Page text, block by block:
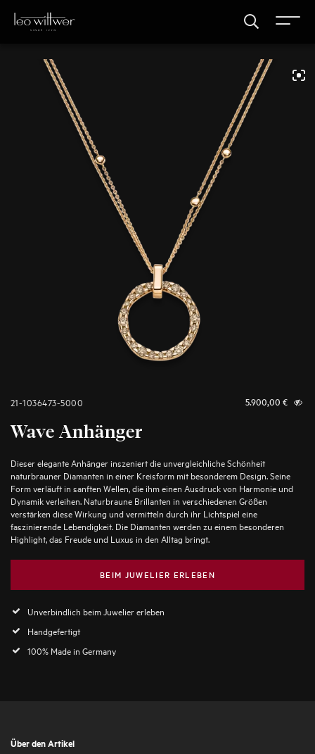
21-1036473-5000 5.900,00 €
Wave Anhänger
Dieser elegante Anhänger inszeniert die unvergleichliche Schönheit
naturbrauner Diamanten in einer Kreisform mit besonderem Design. Seine
Form verläuft in sanften Wellen, die ihm einen Ausdruck von Harmonie und
Dynamik verleihen. Naturbraune Brillanten in verschiedenen Größen
verstärken diese Wirkung und vermitteln durch ihr Lichtspiel eine
faszinierende Lebendigkeit. Die Diamanten werden zu einem besonderen
Highlight, das Freude und Luxus in den Alltag bringt.
BEIM JUWELIER ERLEBEN
Unverbindlich beim Juwelier erleben
Handgefertigt
100% Made in Germany
Über den Artikel